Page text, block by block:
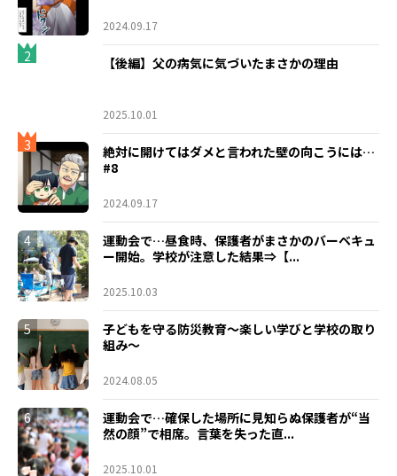
2024.09.17
2 【後編】父の病気に気づいたまさかの理由
2025.10.01
3
絶対に開けてはダメと言われた壁の向こうには…
#8
2024.09.17
4
運動会で…昼食時、保護者がまさかのバーベキュ
ー開始。学校が注意した結果⇒【...
2025.10.03
5
子どもを守る防災教育～楽しい学びと学校の取り
組み～
2024.08.05
6
運動会で…確保した場所に見知らぬ保護者が“当
然の顔”で相席。言葉を失った直...
2025.10.01